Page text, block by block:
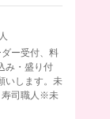
ー受付、料
み・盛り付
いします。未
寿司職人※未